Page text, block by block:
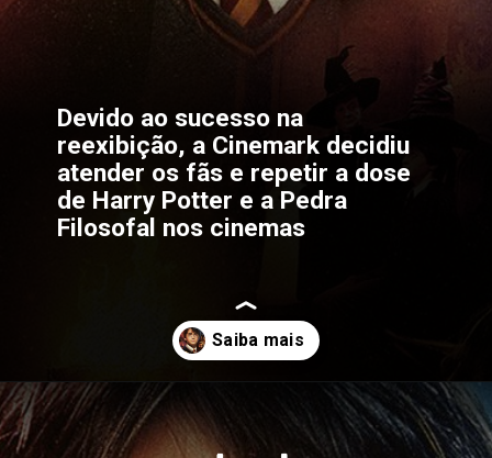
Devido ao sucesso na
reexibição, a Cinemark decidiu
atender os fãs e repetir a dose
de Harry Potter e a Pedra
Filosofal nos cinemas
Opening https://gkpb.com.br/79458/cinemark-novas-sessoes-harry-potter/